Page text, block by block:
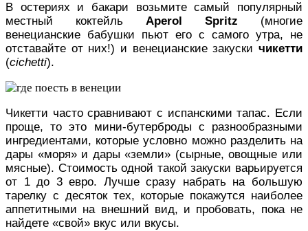
В остериях и бакари возьмите самый популярный
местный коктейль Aperol Spritz (многие
венецианские бабушки пьют его с самого утра, не
отставайте от них!) и венецианские закуски чикетти
(cichetti).
Чикетти часто сравнивают с испанскими тапас. Если
проще, то это мини-бутерброды с разнообразными
ингредиентами, которые условно можно разделить на
дары «моря» и дары «земли» (сырные, овощные или
мясные). Стоимость одной такой закуски варьируется
от 1 до 3 евро. Лучше сразу набрать на большую
тарелку с десяток тех, которые покажутся наиболее
аппетитными на внешний вид, и пробовать, пока не
найдете «свой» вкус или вкусы.